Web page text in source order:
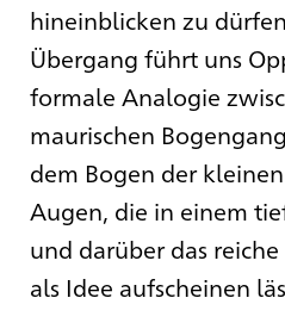
hineinblicken zu
Übergang führt uns
formale Analogie
maurischen
dem Bogen der
Augen, die in einem
und darüber das
als Idee aufscheinen